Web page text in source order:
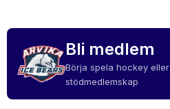
ISSCHEMA
DOKUMENT
Bli medlem
Börja spela hockey
stödmedlemskap